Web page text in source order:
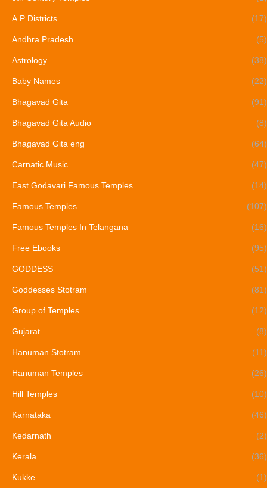
A.P Districts (17)
Andhra Pradesh (5)
Astrology (38)
Baby Names (22)
Bhagavad Gita (91)
Bhagavad Gita Audio (8)
Bhagavad Gita eng (64)
Carnatic Music (47)
East Godavari Famous Temples (14)
Famous Temples (107)
Famous Temples In Telangana (16)
Free Ebooks (95)
GODDESS (51)
Goddesses Stotram (81)
Group of Temples (12)
Gujarat (8)
Hanuman Stotram (11)
Hanuman Temples (26)
Hill Temples (10)
Karnataka (46)
Kedarnath (2)
Kerala (36)
Kukke (1)